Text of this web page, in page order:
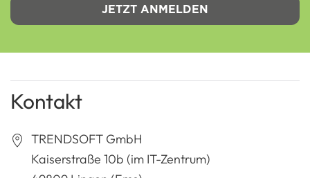
JETZT ANMELDEN
Kontakt
TRENDSOFT GmbH
Kaiserstraße 10b (im IT-Zentrum)